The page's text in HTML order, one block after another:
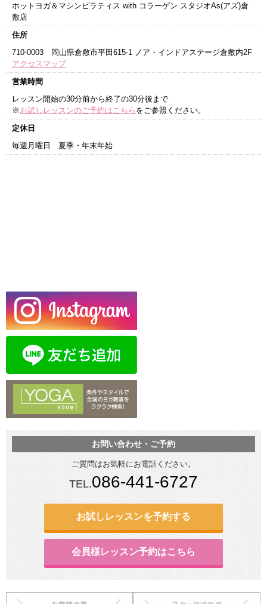
ホットヨガ＆マシンピラティス with コラーゲン スタジオAs(アズ)倉
敷店
住所
710-0003 岡山県倉敷市平田615-1 ノア・インドアステージ倉敷内2F
アクセスマップ
営業時間
レッスン開始の30分前から終了の30分後まで
※ お試しレッスンのご予約はこちら をご参照ください。
定休日
毎週月曜日 夏季・年末年始
お問い合わせ・ご予約
ご質問はお気軽にお電話ください。
TEL.086-441-6727
お試しレッスンを予約する
会員様レッスン予約はこちら